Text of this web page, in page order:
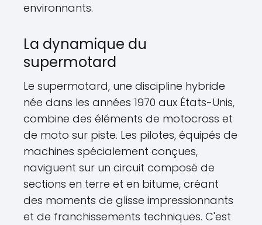
environnants.
La dynamique du
supermotard
Le supermotard, une discipline hybride
née dans les années 1970 aux États-Unis,
combine des éléments de motocross et
de moto sur piste. Les pilotes, équipés de
machines spécialement conçues,
naviguent sur un circuit composé de
sections en terre et en bitume, créant
des moments de glisse impressionnants
et de franchissements techniques. C'est